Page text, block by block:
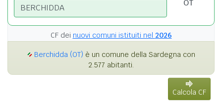
CF dei nuovi comuni istituiti nel 2026
Berchidda (OT) è un comune della Sardegna con
2.577 abitanti.
Calcola CF